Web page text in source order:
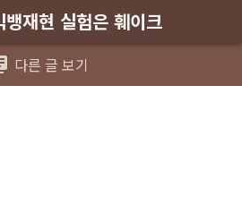
재현 실험은 훼이크
다른 글 보기